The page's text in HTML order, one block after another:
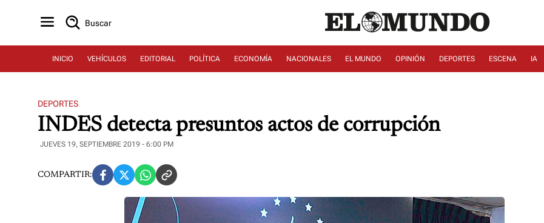
Buscar
INICIO VEHÍCULOS EDITORIAL POLÍTICA ECONOMÍA NACIONALES EL MUNDO OPINIÓN DEPORTES ESCENA IA
DEPORTES
INDES detecta presuntos actos de corrupción
JUEVES 19, SEPTIEMBRE 2019 - 6:00 PM
COMPARTIR: